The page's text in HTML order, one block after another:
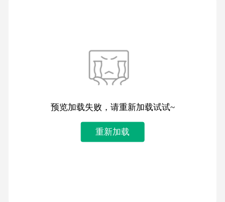
预览加载失败，请重新加载试试~
重新加载